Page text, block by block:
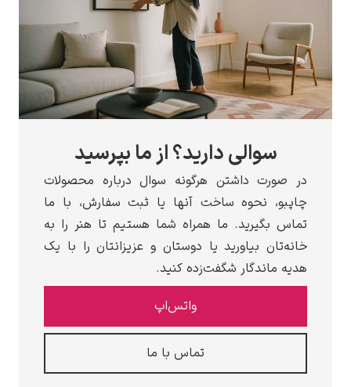
سوالی دارید؟ از ما بپرسید
در صورت داشتن هرگونه سوال درباره محصولات
چاپبو، نحوه ساخت آنها یا ثبت سفارش، با ما
تماس بگیرید. ما همراه شما هستیم تا هنر را به
خانه‌تان بیاورید یا دوستان و عزیزانتان را با یک
هدیه ماندگار شگفت‌زده کنید.
واتس‌اپ
تماس با ما